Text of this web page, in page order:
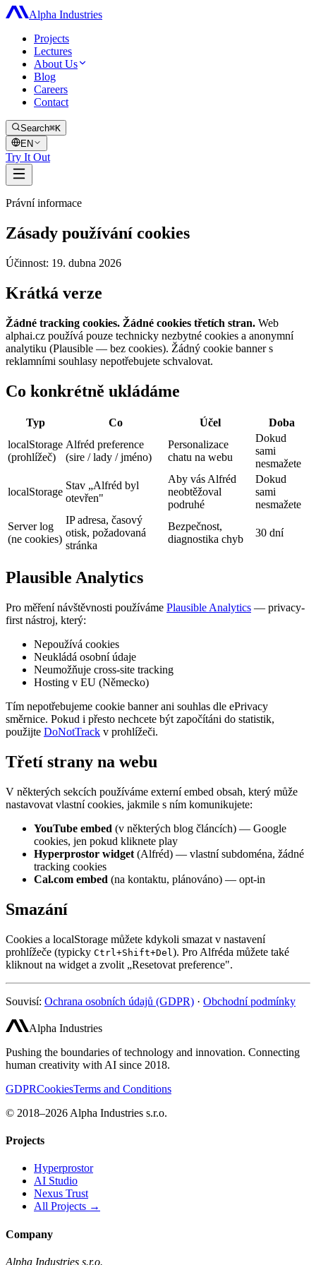
Alpha Industries
Projects
Lectures
About Us
Blog
Careers
Contact
Search⌘K
EN
Try It Out
Právní informace
Zásady používání cookies
Účinnost: 19. dubna 2026
Krátká verze
Žádné tracking cookies. Žádné cookies třetích stran. Web
alphai.cz používá pouze technicky nezbytné cookies a anonymní
analytiku (Plausible — bez cookies). Žádný cookie banner s
reklamními souhlasy nepotřebujete schvalovat.
Co konkrétně ukládáme
Typ Co Účel
Doba
localStorage
(prohlížeč)
Alfréd preference
(sire / lady / jméno)
Personalizace
chatu na webu
Dokud
sami
nesmažete
localStorage
Stav „Alfréd byl
otevřen"
Aby vás Alfréd
neobtěžoval
podruhé
Dokud
sami
nesmažete
Server log
(ne cookies)
IP adresa, časový
otisk, požadovaná
stránka
Bezpečnost,
diagnostika chyb
30 dní
Plausible Analytics
Pro měření návštěvnosti používáme Plausible Analytics — privacy-
first nástroj, který:
Nepoužívá cookies
Neukládá osobní údaje
Neumožňuje cross-site tracking
Hosting v EU (Německo)
Tím nepotřebujeme cookie banner ani souhlas dle ePrivacy
směrnice. Pokud i přesto nechcete být započítáni do statistik,
použijte DoNotTrack v prohlížeči.
Třetí strany na webu
V některých sekcích používáme externí embed obsah, který může
nastavovat vlastní cookies, jakmile s ním komunikujete:
YouTube embed (v některých blog článcích) — Google
cookies, jen pokud kliknete play
Hyperprostor widget (Alfréd) — vlastní subdoména, žádné
tracking cookies
Cal.com embed (na kontaktu, plánováno) — opt-in
Smazání
Cookies a localStorage můžete kdykoli smazat v nastavení
prohlížeče (typicky Ctrl+Shift+Del ). Pro Alfréda můžete také
kliknout na widget a zvolit „Resetovat preference".
Souvisí: Ochrana osobních údajů (GDPR) · Obchodní podmínky
Alpha Industries
Pushing the boundaries of technology and innovation. Connecting
human creativity with AI since 2018.
GDPRCookiesTerms and Conditions
© 2018–2026 Alpha Industries s.r.o.
Projects
Hyperprostor
AI Studio
Nexus Trust
All Projects →
Company
Alpha Industries s.r.o.